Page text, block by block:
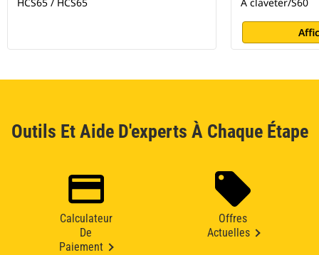
HCS65 / HCS65 À claveter/S60
Outils Et Aide D'experts À Chaque Étape
Calculateur
De
Paiement
Offres
Actuelles